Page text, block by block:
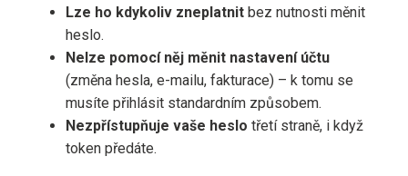
Lze ho kdykoliv zneplatnit bez nutnosti měnit
heslo.
Nelze pomocí něj měnit nastavení účtu
(změna hesla, e-mailu, fakturace) – k tomu se
musíte přihlásit standardním způsobem.
Nezpřístupňuje vaše heslo třetí straně, i když
token předáte.